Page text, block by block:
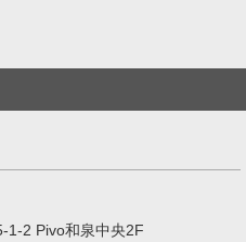
1-2 Pivo和泉中央2F